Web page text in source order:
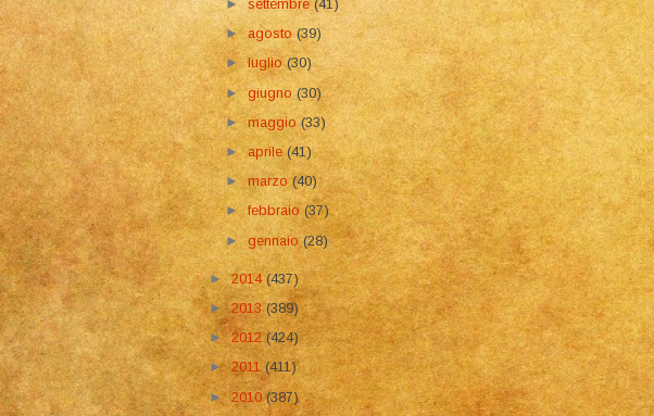
►settembre(41)
►agosto(39)
►luglio(30)
►giugno(30)
►maggio(33)
►aprile(41)
►marzo(40)
►febbraio(37)
►gennaio(28)
►2014(437)
►2013(389)
►2012(424)
►2011(411)
►2010(387)